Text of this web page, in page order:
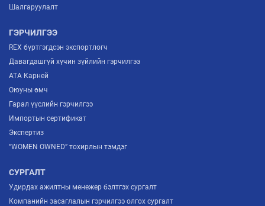
Шалгаруулалт
ГЭРЧИЛГЭЭ
REX бүртгэгдсэн экспортлогч
Давагдашгүй хүчин зүйлийн гэрчилгээ
ATA Карней
Оюуны өмч
Гарал үүслийн гэрчилгээ
Импортын сертификат
Экспертиз
“WOMEN OWNED” тохирлын тэмдэг
СУРГАЛТ
Удирдах ажилтны менежер бэлтгэх сургалт
Компанийн засаглалын гэрчилгээ олгох сургалт